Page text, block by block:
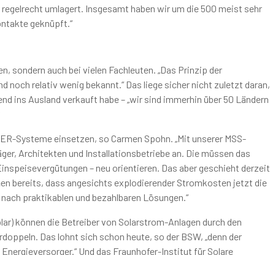
umlagert. Insgesamt haben wir um die 500 meist sehr
geknüpft.“
sondern auch bei vielen Fachleuten. „Das Prinzip der
noch relativ wenig bekannt.“ Das liege sicher nicht zuletzt daran,
ins Ausland verkauft habe – „wir sind immerhin über 50 Ländern
Systeme einsetzen, so Carmen Spohn. „Mit unserer MSS-
Architekten und Installationsbetriebe an. Die müssen das
– neu orientieren. Das aber geschieht derzeit
bereits, dass angesichts explodierender Stromkosten jetzt die
praktikablen und bezahlbaren Lösungen.“
können die Betreiber von Solarstrom-Anlagen durch den
Das lohnt sich schon heute, so der BSW, „denn der
Und das Fraunhofer-Institut für Solare